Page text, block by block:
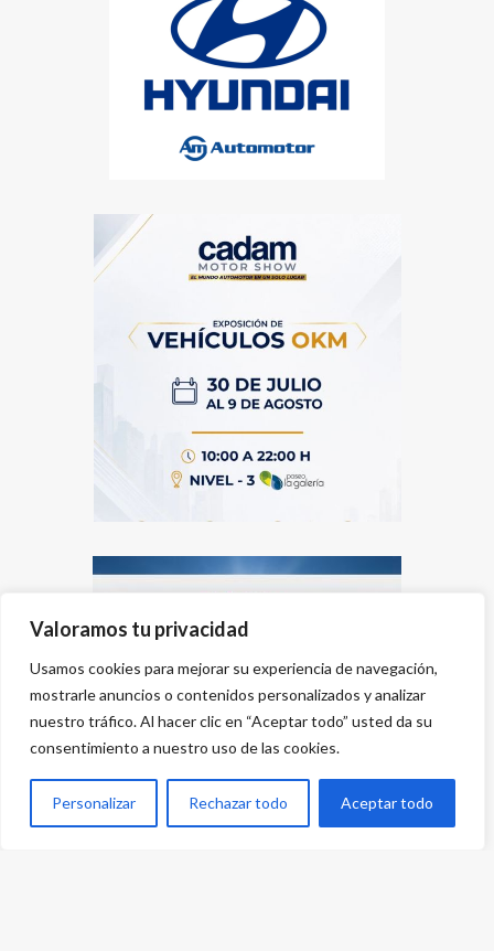
Valoramos tu privacidad
Usamos cookies para mejorar su experiencia de navegación,
mostrarle anuncios o contenidos personalizados y analizar
nuestro tráfico. Al hacer clic en “Aceptar todo” usted da su
consentimiento a nuestro uso de las cookies.
Personalizar Rechazar todo Aceptar todo